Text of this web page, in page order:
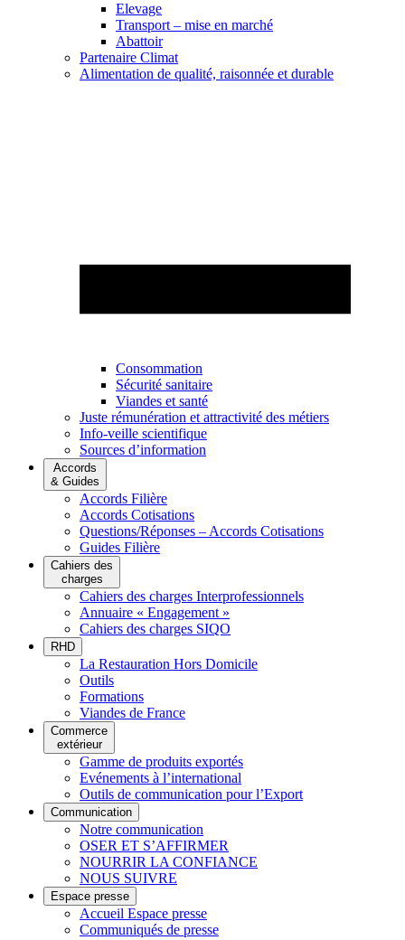
Elevage
Transport – mise en marché
Abattoir
Partenaire Climat
Alimentation de qualité, raisonnée et durable
Consommation
Sécurité sanitaire
Viandes et santé
Juste rémunération et attractivité des métiers
Info-veille scientifique
Sources d’information
Accords
& Guides
Accords Filière
Accords Cotisations
Questions/Réponses – Accords Cotisations
Guides Filière
Cahiers des
charges
Cahiers des charges Interprofessionnels
Annuaire « Engagement »
Cahiers des charges SIQO
RHD
La Restauration Hors Domicile
Outils
Formations
Viandes de France
Commerce
extérieur
Gamme de produits exportés
Evénements à l’international
Outils de communication pour l’Export
Communication
Notre communication
OSER ET S’AFFIRMER
NOURRIR LA CONFIANCE
NOUS SUIVRE
Espace presse
Accueil Espace presse
Communiqués de presse